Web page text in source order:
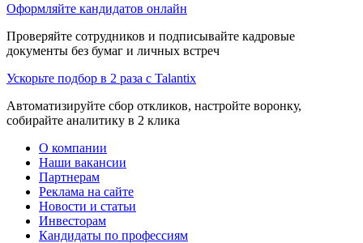
Оформляйте кандидатов онлайн
Проверяйте сотрудников и подписывайте кадровые
документы без бумаг и личных встреч
Ускорьте подбор в 2 раза с Talantix
Автоматизируйте сбор откликов, настройте воронку,
собирайте аналитику в 2 клика
О компании
Наши вакансии
Партнерам
Реклама на сайте
Новости и статьи
Инвесторам
Кандидаты по профессиям